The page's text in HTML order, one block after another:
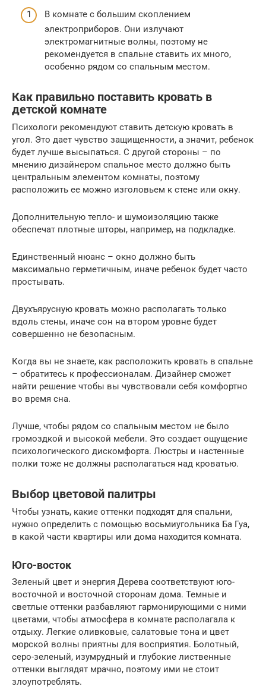
В комнате с большим скоплением
электроприборов. Они излучают
электромагнитные волны, поэтому не
рекомендуется в спальне ставить их много,
особенно рядом со спальным местом.
Как правильно поставить кровать в
детской комнате
Психологи рекомендуют ставить детскую кровать в
угол. Это дает чувство защищенности, а значит, ребенок
будет лучше высыпаться. С другой стороны – по
мнению дизайнером спальное место должно быть
центральным элементом комнаты, поэтому
расположить ее можно изголовьем к стене или окну.
Дополнительную тепло- и шумоизоляцию также
обеспечат плотные шторы, например, на подкладке.
Единственный нюанс – окно должно быть
максимально герметичным, иначе ребенок будет часто
простывать.
Двухъярусную кровать можно располагать только
вдоль стены, иначе сон на втором уровне будет
совершенно не безопасным.
Когда вы не знаете, как расположить кровать в спальне
– обратитесь к профессионалам. Дизайнер сможет
найти решение чтобы вы чувствовали себя комфортно
во время сна.
Лучше, чтобы рядом со спальным местом не было
громоздкой и высокой мебели. Это создает ощущение
психологического дискомфорта. Люстры и настенные
полки тоже не должны располагаться над кроватью.
Выбор цветовой палитры
Чтобы узнать, какие оттенки подходят для спальни,
нужно определить с помощью восьмиугольника Ба Гуа,
в какой части квартиры или дома находится комната.
Юго-восток
Зеленый цвет и энергия Дерева соответствуют юго-
восточной и восточной сторонам дома. Темные и
светлые оттенки разбавляют гармонирующими с ними
цветами, чтобы атмосфера в комнате располагала к
отдыху. Легкие оливковые, салатовые тона и цвет
морской волны приятны для восприятия. Болотный,
серо-зеленый, изумрудный и глубокие лиственные
оттенки выглядят мрачно, поэтому ими не стоит
злоупотреблять.